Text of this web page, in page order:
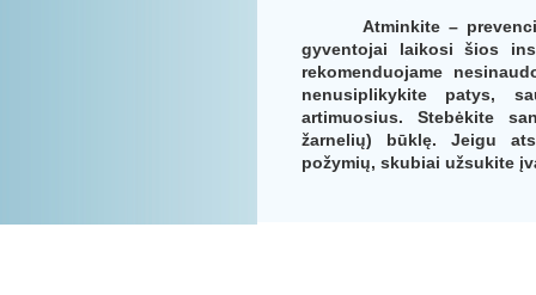
Atminkite –
gyventojai laikosi šios
rekomenduojame
nenusiplikykite patys,
artimuosius. Stebėkite
žarnelių) būklę. Jeigu
požymių, skubiai užsukite